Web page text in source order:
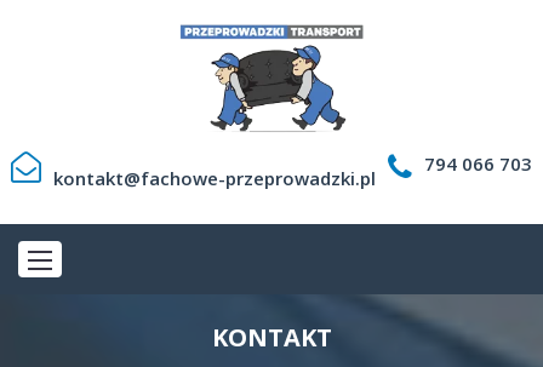
kontakt@fachowe-przeprowadzki.pl
794 066 703
KONTAKT